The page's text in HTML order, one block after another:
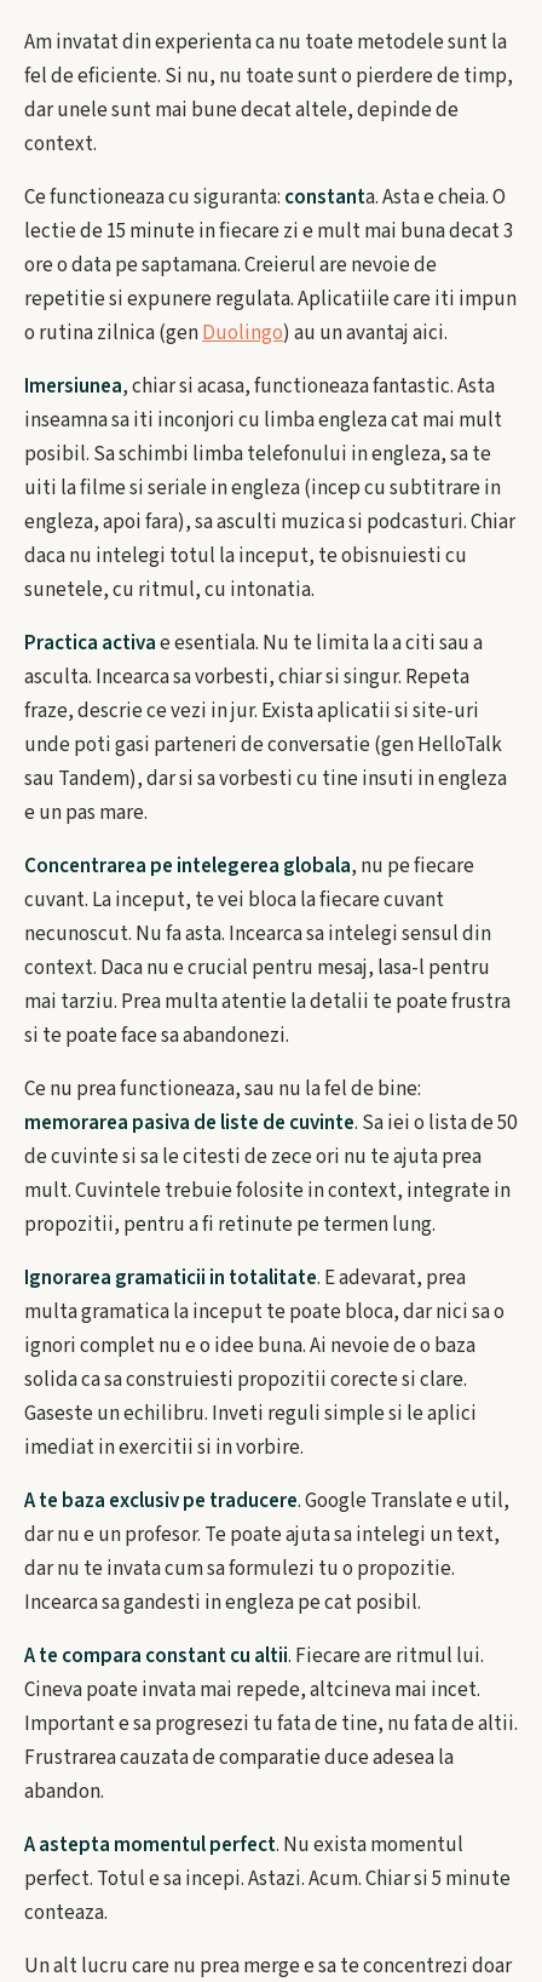
Am invatat din experienta ca nu toate metodele sunt la
fel de eficiente. Si nu, nu toate sunt o pierdere de timp,
dar unele sunt mai bune decat altele, depinde de
context.
Ce functioneaza cu siguranta: constanta. Asta e cheia. O
lectie de 15 minute in fiecare zi e mult mai buna decat 3
ore o data pe saptamana. Creierul are nevoie de
repetitie si expunere regulata. Aplicatiile care iti impun
o rutina zilnica (genDuolingo) au un avantaj aici.
Imersiunea, chiar si acasa, functioneaza fantastic. Asta
inseamna sa iti inconjori cu limba engleza cat mai mult
posibil. Sa schimbi limba telefonului in engleza, sa te
uiti la filme si seriale in engleza (incep cu subtitrare in
engleza, apoi fara), sa asculti muzica si podcasturi. Chiar
daca nu intelegi totul la inceput, te obisnuiesti cu
sunetele, cu ritmul, cu intonatia.
Practica activae esentiala. Nu te limita la a citi sau a
asculta. Incearca sa vorbesti, chiar si singur. Repeta
fraze, descrie ce vezi in jur. Exista aplicatii si site-uri
unde poti gasi parteneri de conversatie (gen HelloTalk
sau Tandem), dar si sa vorbesti cu tine insuti in engleza
e un pas mare.
Concentrarea pe intelegerea globala, nu pe fiecare
cuvant. La inceput, te vei bloca la fiecare cuvant
necunoscut. Nu fa asta. Incearca sa intelegi sensul din
context. Daca nu e crucial pentru mesaj, lasa-l pentru
mai tarziu. Prea multa atentie la detalii te poate frustra
si te poate face sa abandonezi.
Ce nu prea functioneaza, sau nu la fel de bine:
memorarea pasiva de liste de cuvinte. Sa iei o lista de 50
de cuvinte si sa le citesti de zece ori nu te ajuta prea
mult. Cuvintele trebuie folosite in context, integrate in
propozitii, pentru a fi retinute pe termen lung.
Ignorarea gramaticii in totalitate. E adevarat, prea
multa gramatica la inceput te poate bloca, dar nici sa o
ignori complet nu e o idee buna. Ai nevoie de o baza
solida ca sa construiesti propozitii corecte si clare.
Gaseste un echilibru. Inveti reguli simple si le aplici
imediat in exercitii si in vorbire.
A te baza exclusiv pe traducere. Google Translate e util,
dar nu e un profesor. Te poate ajuta sa intelegi un text,
dar nu te invata cum sa formulezi tu o propozitie.
Incearca sa gandesti in engleza pe cat posibil.
A te compara constant cu altii. Fiecare are ritmul lui.
Cineva poate invata mai repede, altcineva mai incet.
Important e sa progresezi tu fata de tine, nu fata de altii.
Frustrarea cauzata de comparatie duce adesea la
abandon.
A astepta momentul perfect. Nu exista momentul
perfect. Totul e sa incepi. Astazi. Acum. Chiar si 5 minute
conteaza.
Un alt lucru care nu prea merge e sa te concentrezi doar